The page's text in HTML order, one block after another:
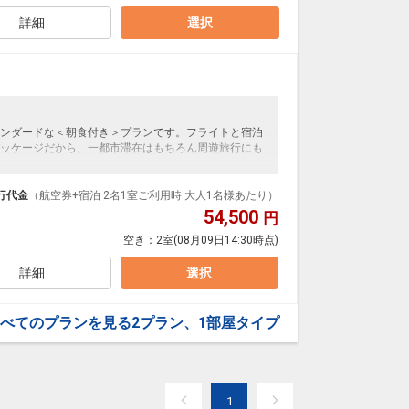
詳細 選択
ダードな＜朝食付き＞プランです。フライトと宿泊
ケージだから、一都市滞在はもちろん周遊旅行にも
）確約！フライトマイル50%貯まります。
ランなどの追加（同時予約）が可能なプランもござ
代金 （航空券+宿泊 2名1室ご利用時 大人1名様あたり）
54,500 円
空き： 2室(08月09日14:30時点)
詳細 選択
てのプランを見る2プラン、1部屋タイプ
1